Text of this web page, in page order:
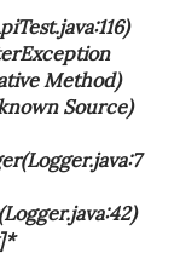
Method)
Source)